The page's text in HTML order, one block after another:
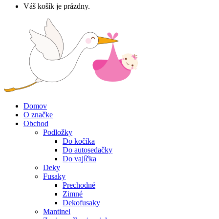
Váš košík je prázdny.
Domov
O značke
Obchod
Podložky
Do kočíka
Do autosedačky
Do vajíčka
Deky
Fusaky
Prechodné
Zimné
Dekofusaky
Mantinel